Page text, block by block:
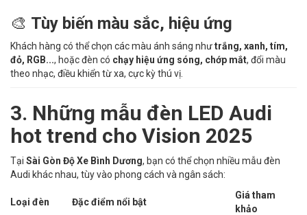
🎨 Tùy biến màu sắc, hiệu ứng
Khách hàng có thể chọn các màu ánh sáng nhưtrắng, xanh, tím,
đỏ, RGB..., hoặc đèn có chạy hiệu ứng sóng, chớp mắt, đổi màu
theo nhạc, điều khiển từ xa, cực kỳ thú vị.
3. Những mẫu đèn LED Audi
hot trend cho Vision 2025
Tại Sài Gòn Độ Xe Bình Dương, bạn có thể chọn nhiều mẫu đèn
Audi khác nhau, tùy vào phong cách và ngân sách:
Loại đèn Đặc điểm nổi bật
Giá tham
khảo